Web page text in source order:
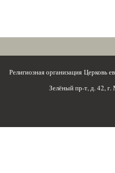
Религиозная организация
Зелёный пр-т, д. 42,